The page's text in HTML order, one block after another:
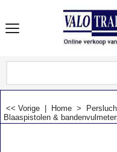
<< Vorige Home >
Blaaspistolen &